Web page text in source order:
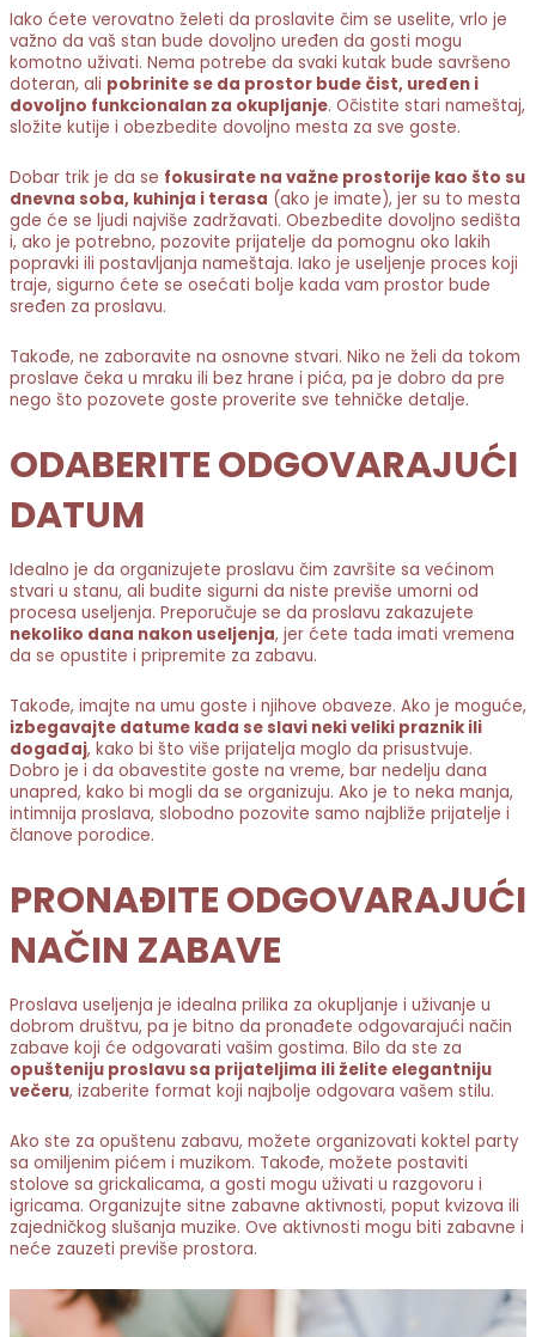
Iako ćete verovatno želeti da proslavite čim se uselite, vrlo je
važno da vaš stan bude dovoljno uređen da gosti mogu
komotno uživati. Nema potrebe da svaki kutak bude savršeno
doteran, ali pobrinite se da prostor bude čist, uređen i
dovoljno funkcionalan za okupljanje. Očistite stari nameštaj,
složite kutije i obezbedite dovoljno mesta za sve goste.
Dobar trik je da se fokusirate na važne prostorije kao što su
dnevna soba, kuhinja i terasa (ako je imate), jer su to mesta
gde će se ljudi najviše zadržavati. Obezbedite dovoljno sedišta
i, ako je potrebno, pozovite prijatelje da pomognu oko lakih
popravki ili postavljanja nameštaja. Iako je useljenje proces koji
traje, sigurno ćete se osećati bolje kada vam prostor bude
sređen za proslavu.
Takođe, ne zaboravite na osnovne stvari. Niko ne želi da tokom
proslave čeka u mraku ili bez hrane i pića, pa je dobro da pre
nego što pozovete goste proverite sve tehničke detalje.
ODABERITE ODGOVARAJUĆI
DATUM
Idealno je da organizujete proslavu čim završite sa većinom
stvari u stanu, ali budite sigurni da niste previše umorni od
procesa useljenja. Preporučuje se da proslavu zakazujete
nekoliko dana nakon useljenja, jer ćete tada imati vremena
da se opustite i pripremite za zabavu.
Takođe, imajte na umu goste i njihove obaveze. Ako je moguće,
izbegavajte datume kada se slavi neki veliki praznik ili
događaj, kako bi što više prijatelja moglo da prisustvuje.
Dobro je i da obavestite goste na vreme, bar nedelju dana
unapred, kako bi mogli da se organizuju. Ako je to neka manja,
intimnija proslava, slobodno pozovite samo najbliže prijatelje i
članove porodice.
PRONAĐITE ODGOVARAJUĆI
NAČIN ZABAVE
Proslava useljenja je idealna prilika za okupljanje i uživanje u
dobrom društvu, pa je bitno da pronađete odgovarajući način
zabave koji će odgovarati vašim gostima. Bilo da ste za
opušteniju proslavu sa prijateljima ili želite elegantniju
večeru, izaberite format koji najbolje odgovara vašem stilu.
Ako ste za opuštenu zabavu, možete organizovati koktel party
sa omiljenim pićem i muzikom. Takođe, možete postaviti
stolove sa grickalicama, a gosti mogu uživati u razgovoru i
igricama. Organizujte sitne zabavne aktivnosti, poput kvizova ili
zajedničkog slušanja muzike. Ove aktivnosti mogu biti zabavne i
neće zauzeti previše prostora.